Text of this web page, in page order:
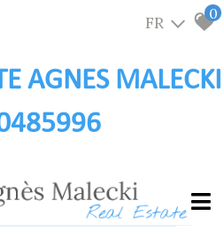
FR 0
AGNES MALECKI